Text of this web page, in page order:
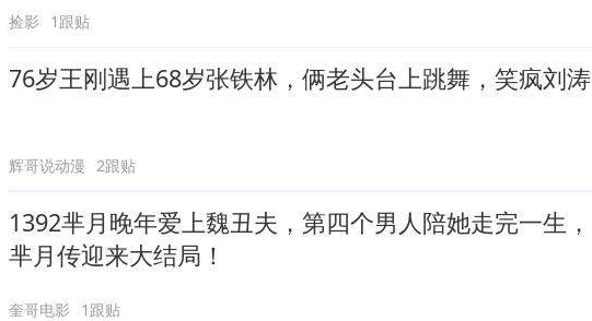
捡影 1跟贴
76岁王刚遇上68岁张铁林，俩老头台上跳舞，笑疯刘涛
辉哥说动漫 2跟贴
1392芈月晚年爱上魏丑夫，第四个男人陪她走完一生，
芈月传迎来大结局！
奎哥电影 1跟贴